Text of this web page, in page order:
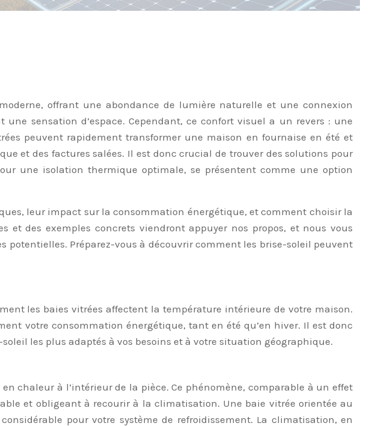
offrant une abondance de lumière naturelle et une connexion
sensation d’espace. Cependant, ce confort visuel a un revers : une
peuvent rapidement transformer une maison en fournaise en été et
et des factures salées. Il est donc crucial de trouver des solutions pour
une isolation thermique optimale, se présentent comme une option
leur impact sur la consommation énergétique, et comment choisir la
des exemples concrets viendront appuyer nos propos, et nous vous
potentielles. Préparez-vous à découvrir comment les brise-soleil peuvent
les baies vitrées affectent la température intérieure de votre maison.
votre consommation énergétique, tant en été qu’en hiver. Il est donc
les plus adaptés à vos besoins et à votre situation géographique.
chaleur à l’intérieur de la pièce. Ce phénomène, comparable à un effet
et obligeant à recourir à la climatisation. Une baie vitrée orientée au
pour votre système de refroidissement. La climatisation, en